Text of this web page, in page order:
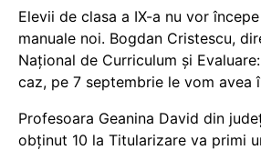
Elevii de clasa a IX-a nu vor
manuale noi. Bogdan Cristescu,
Național de Curriculum și
caz, pe 7 septembrie le vom avea
Profesoara Geanina David din
obținut 10 la Titularizare va primi